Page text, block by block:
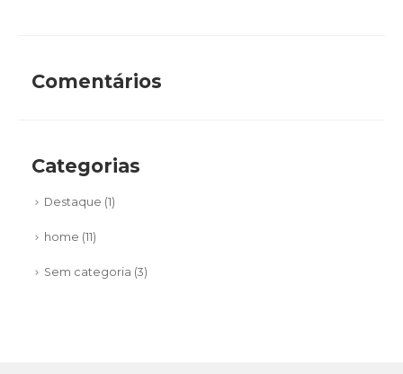
Comentários
Categorias
Destaque (1)
home (11)
Sem categoria (3)